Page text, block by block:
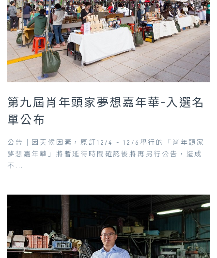
第九屆肖年頭家夢想嘉年華-入選名
單公布
公告｜因天候因素，原訂12/4 - 12/6舉行的「肖年頭家
夢想嘉年華」將暫延待時間確認後將再另行公告，造成
不...